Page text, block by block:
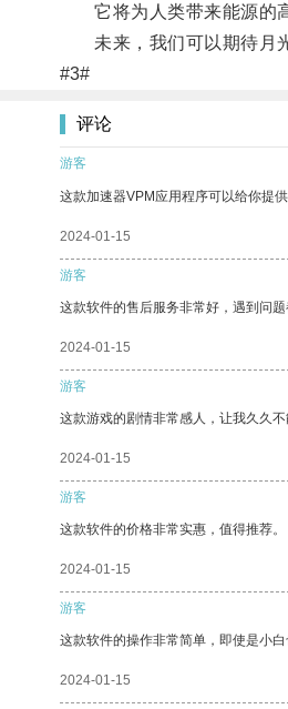
它将为人类带来能源的高
未来，我们可以期待月光
#3#
评论
游客
这款加速器VPM应用程序可以给你提
2024-01-15
游客
这款软件的售后服务非常好，遇到问题
2024-01-15
游客
这款游戏的剧情非常感人，让我久久不
2024-01-15
游客
这款软件的价格非常实惠，值得推荐。
2024-01-15
游客
这款软件的操作非常简单，即使是小白
2024-01-15